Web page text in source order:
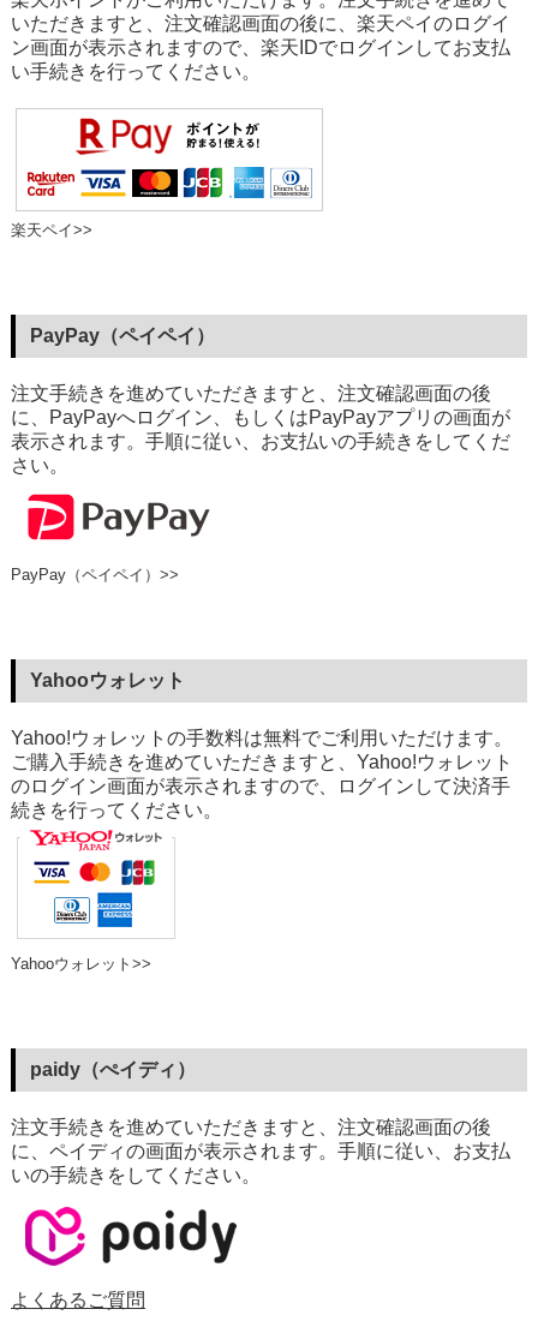
いただきますと、注文確認画面の後に、楽天ペイのログイ
ン画面が表示されますので、楽天IDでログインしてお支払
い手続きを行ってください。
楽天ペイ>>
PayPay（ペイペイ）
注文手続きを進めていただきますと、注文確認画面の後
に、PayPayへログイン、もしくはPayPayアプリの画面が
表示されます。手順に従い、お支払いの手続きをしてくだ
さい。
PayPay（ペイペイ）>>
Yahooウォレット
Yahoo!ウォレットの手数料は無料でご利用いただけます。
ご購入手続きを進めていただきますと、Yahoo!ウォレット
のログイン画面が表示されますので、ログインして決済手
続きを行ってください。
Yahooウォレット>>
paidy（ぺイディ）
注文手続きを進めていただきますと、注文確認画面の後
に、ペイディの画面が表示されます。手順に従い、お支払
いの手続きをしてください。
よくあるご質問